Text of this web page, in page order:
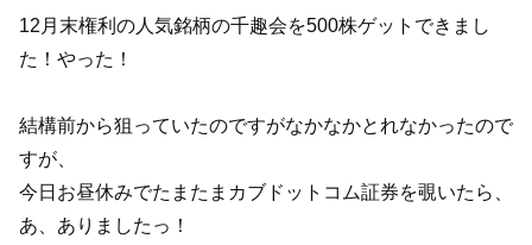
12月末権利の人気銘柄の千趣会を500株ゲットできまし
た！やった！
結構前から狙っていたのですがなかなかとれなかったので
すが、
今日お昼休みでたまたまカブドットコム証券を覗いたら、
あ、ありましたっ！